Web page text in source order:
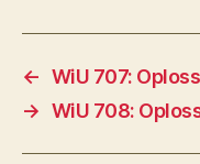
← WiU 707:
→ WiU 708: